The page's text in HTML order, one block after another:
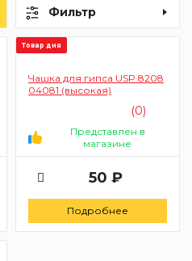
Фильтр
Товар дня
Чашка для гипса USP 8208
04081 (высокая)
(0)
Представлен в
магазине
50 ₽
Подробнее